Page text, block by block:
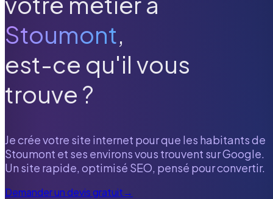
Stoumont,
est-ce qu'il vous
trouve ?
Je crée votre site internet pour que les habitants de
Stoumont et ses environs vous trouvent sur Google.
Un site rapide, optimisé SEO, pensé pour convertir.
Demander un devis gratuit→